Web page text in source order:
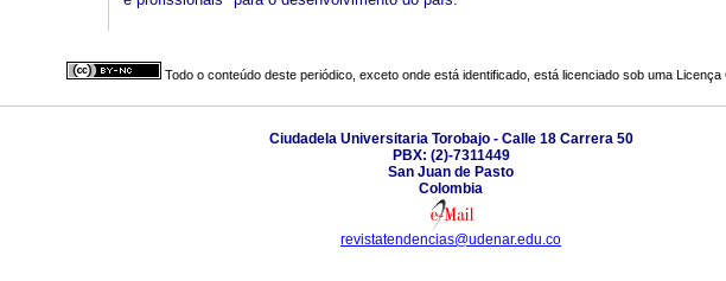
Todo o conteúdo deste periódico, exceto onde está identificado, está licenciado sob uma Licença
Ciudadela Universitaria Torobajo - Calle 18 Carrera 50
PBX: (2)-7311449
San Juan de Pasto
Colombia
revistatendencias@udenar.edu.co